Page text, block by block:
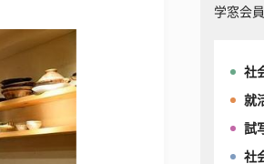
学窓会
社
就
試
社